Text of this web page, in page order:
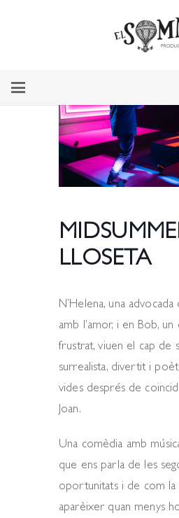
LLOSETA
N’Helena, una advocada
amb l’amor, i en Bob,
frustrat, viuen el cap de
surrealista, divertit i
vides després de
Joan.
Una comèdia amb
que ens parla de les
oportunitats i de com la
aparèixer quan menys